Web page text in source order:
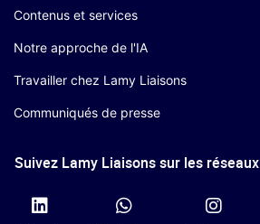
Contenus et services
Notre approche de l'IA
Travailler chez Lamy Liaisons
Communiqués de presse
Suivez Lamy Liaisons sur les réseaux